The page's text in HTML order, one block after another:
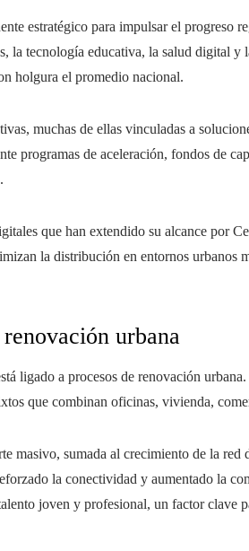
estratégico para impulsar el progreso
la tecnología educativa, la salud digital y
holgura el promedio nacional.
muchas de ellas vinculadas a
programas de aceleración, fondos de
que han extendido su alcance por
la distribución en entornos urbanos
urbana
ligado a procesos de renovación
que combinan oficinas, vivienda,
masivo, sumada al crecimiento de la red
la conectividad y aumentado la
joven y profesional, un factor clave